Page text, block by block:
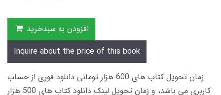
افزودن به سبدخرید
Inquire about the price of this book
زمان تحویل کتاب های 600 هزار تومانی دانلود فوری از حساب
کاربری می باشد، و زمان تحویل لینک دانلود کتاب های 500 هزار